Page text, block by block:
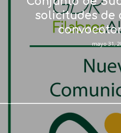
solicitudes de
mayo 31,